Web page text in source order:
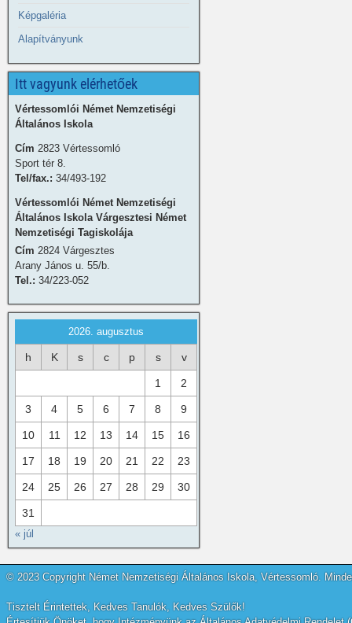
Képgaléria
Alapítványunk
Itt vagyunk elérhetőek
Vértessomlói Német Nemzetiségi
Általános Iskola
Cím 2823 Vértessomló
Sport tér 8.
Tel/fax.: 34/493-192
Vértessomlói Német Nemzetiségi
Általános Iskola Várgesztesi Német
Nemzetiségi Tagiskolája
Cím 2824 Várgesztes
Arany János u. 55/b.
Tel.: 34/223-052
2026. augusztus
h K s c p s v
1 2
3 4 5 6 7 8 9
10 11 12 13 14 15 16
17 18 19 20 21 22 23
24 25 26 27 28 29 30
31
« júl
© 2023 Copyright Német Nemzetiségi Általános Iskola, Vértessomló.
Tisztelt Érintettek, Kedves Tanulók, Kedves Szülők!